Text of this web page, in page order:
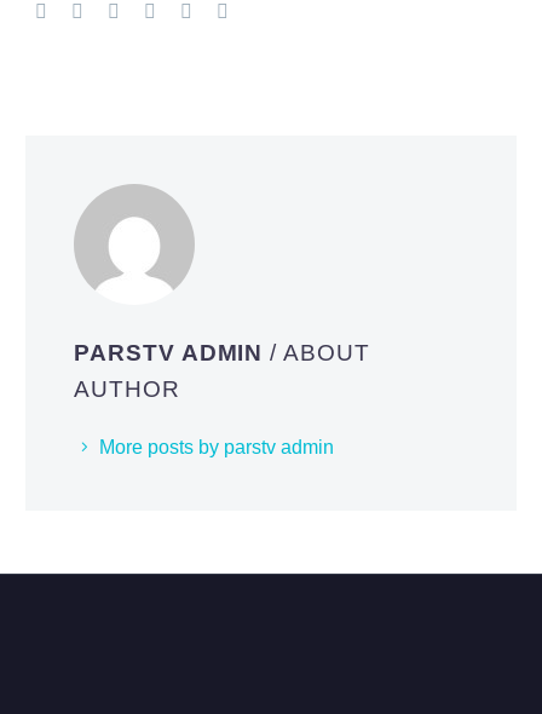
PARSTV ADMIN/ ABOUT
AUTHOR
More posts by parstv admin